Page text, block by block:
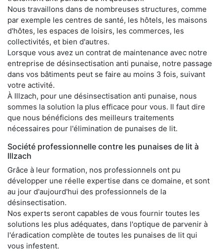
Nous travaillons dans de nombreuses structures, comme
par exemple les centres de santé, les hôtels, les maisons
d'hôtes, les espaces de loisirs, les commerces, les
collectivités, et bien d'autres.
Lorsque vous avez un contrat de maintenance avec notre
entreprise de désinsectisation anti punaise, notre passage
dans vos bâtiments peut se faire au moins 3 fois, suivant
votre activité.
À Illzach, pour une désinsectisation anti punaise, nous
sommes la solution la plus efficace pour vous. Il faut dire
que nous bénéficions des meilleurs traitements
nécessaires pour l'élimination de punaises de lit.
Société professionnelle contre les punaises de lit à
Illzach
Grâce à leur formation, nos professionnels ont pu
développer une réelle expertise dans ce domaine, et sont
au jour d'aujourd'hui des professionnels de la
désinsectisation.
Nos experts seront capables de vous fournir toutes les
solutions les plus adéquates, dans l'optique de parvenir à
l'éradication complète de toutes les punaises de lit qui
vous infestent.